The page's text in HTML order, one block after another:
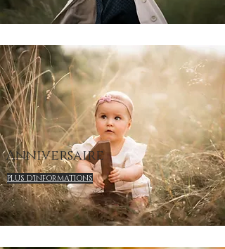
Anniversaire
PLUS D'INFORMATIONS